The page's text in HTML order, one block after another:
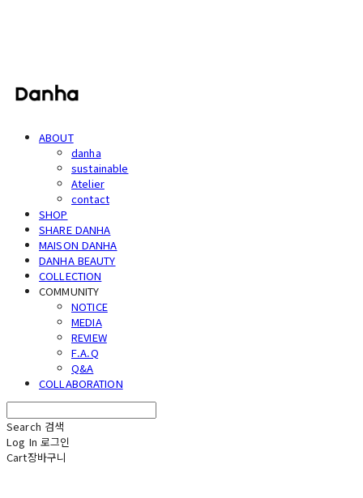
ABOUT
danha
sustainable
Atelier
contact
SHOP
SHARE DANHA
MAISON DANHA
DANHA BEAUTY
COLLECTION
COMMUNITY
NOTICE
MEDIA
REVIEW
F.A.Q
Q&A
COLLABORATION
Search 검색
Log In 로그인
Cart장바구니